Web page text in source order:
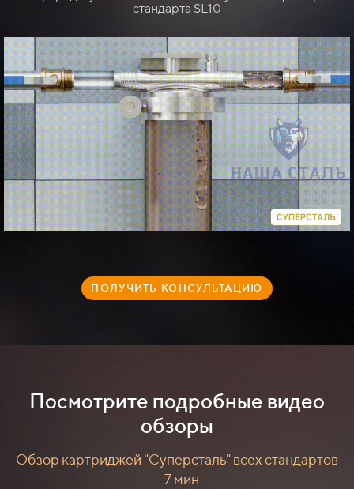
стандарта SL10
ПОЛУЧИТЬ КОНСУЛЬТАЦИЮ
Посмотрите подробные видео
обзоры
Обзор картриджей "Суперсталь" всех стандартов
- 7 мин